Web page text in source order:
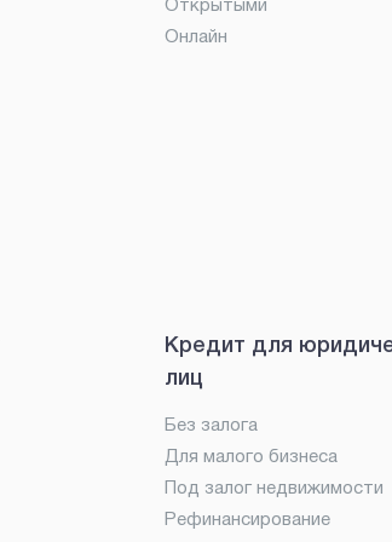
Открытыми
Онлайн
Кредит для
лиц
Без залога
Для малого бизнеса
Под залог недвижимости
Рефинансирование